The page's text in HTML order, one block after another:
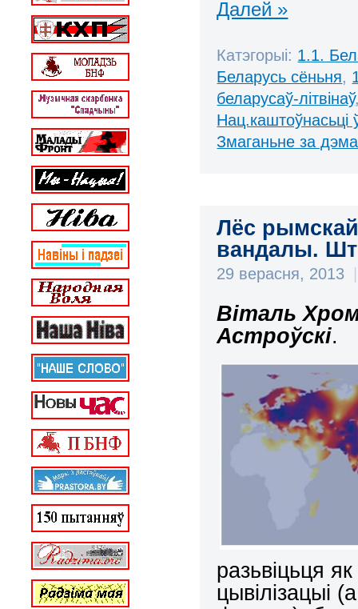
Далей »
Катэгорыі: 1.1.
Беларусь сёньня,
беларусаў-літвінаў
Нац.каштоўнасьці
Змаганьне за
Лёс рымскай
вандалы.
29 верасня, 2013
Віталь
Астроўскі.
разьвіцьця
цывілізацыі